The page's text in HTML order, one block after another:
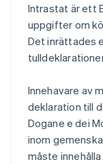
Intrastat är ett
uppgifter om
Det inrättades
Innehavare av
deklaration till
Dogane e dei
inom
måste